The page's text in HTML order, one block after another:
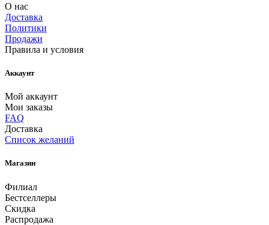
О нас
Доставка
Политики
Продажи
Правила и условия
Аккаунт
Мой аккаунт
Мои заказы
FAQ
Доставка
Список желаний
Магазин
Филиал
Бестселлеры
Скидка
Распродажа